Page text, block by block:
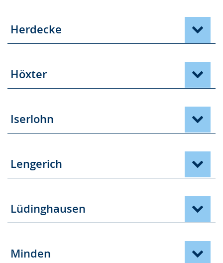
Herdecke
Höxter
Iserlohn
Lengerich
Lüdinghausen
Minden